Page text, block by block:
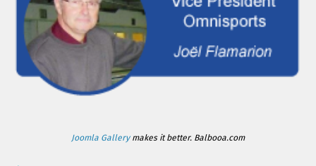
Joomla Gallerymakes it better. Balbooa.com